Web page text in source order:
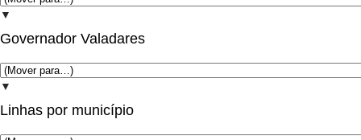
▼
Governador Valadares
▼
Linhas por município